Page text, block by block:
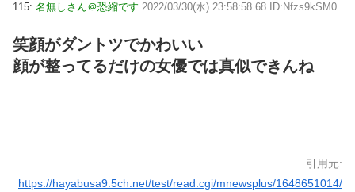
115: 名無しさん＠恐縮です 2022/03/30(水) 23:58:58.68 ID:Nfzs9kSM0
笑顔がダントツでかわいい
顔が整ってるだけの女優では真似できんね
引用元:
https://hayabusa9.5ch.net/test/read.cgi/mnewsplus/1648651014/